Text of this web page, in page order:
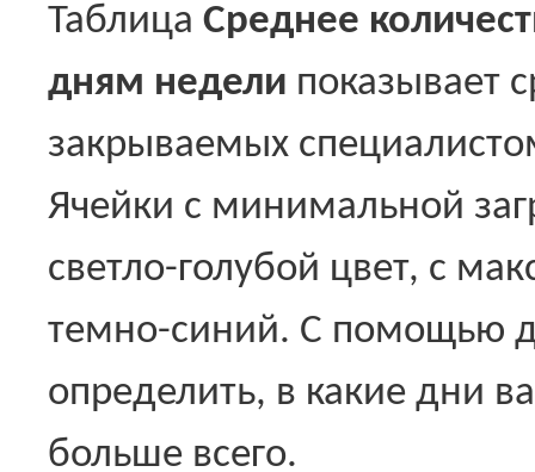
Таблица Среднее
дням недели показывает
закрываемых
Ячейки с минимальной
светло-голубой цвет, с
темно-синий. С помощью
определить, в какие дни
больше всего.